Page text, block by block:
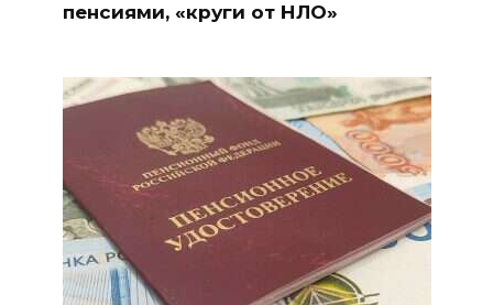
пенсиями, «круги от НЛО»